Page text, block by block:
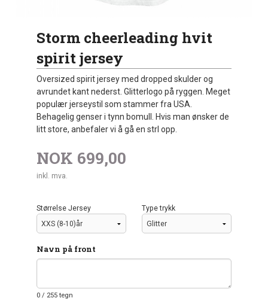
Storm cheerleading hvit
spirit jersey
Oversized spirit jersey med dropped skulder og
avrundet kant nederst. Glitterlogo på ryggen. Meget
populær jerseystil som stammer fra USA.
Behagelig genser i tynn bomull. Hvis man ønsker de
litt store, anbefaler vi å gå en strl opp.
NOK 699,00
inkl. mva.
Størrelse Jersey Type trykk
Navn på front
0 / 255 tegn